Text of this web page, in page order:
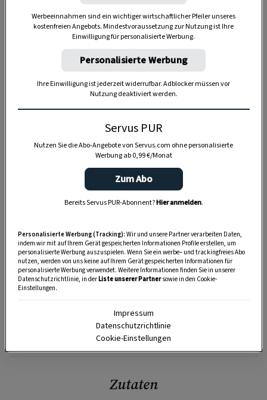
Anzeige
SPEICHERN DRUCKEN
Zutaten
Werbeeinnahmen sind ein wichtiger wirtschaftlicher Pfeiler unseres
kostenfreien Angebots. Mindestvoraussetzung zur Nutzung ist Ihre
Einwilligung für personalisierte Werbung.
Personalisierte Werbung
Ihre Einwilligung ist jederzeit widerrufbar. Adblocker müssen vor
Nutzung deaktiviert werden.
Servus PUR
Nutzen Sie die Abo-Angebote von Servus.com ohne personalisierte
Werbung ab 0,99 €/Monat
Zum Abo
Bereits Servus PUR-Abonnent?Hier anmelden.
Personalisierte Werbung (Tracking): Wir und unsere Partner verarbeiten Daten,
indem wir mit auf Ihrem Gerät gespeicherten Informationen Profile erstellen, um
personalisierte Werbung auszuspielen. Wenn Sie ein werbe– und trackingfreies Abo
nutzen, werden von uns keine auf Ihrem Gerät gespeicherten Informationen für
personalisierte Werbung verwendet. Weitere Informationen finden Sie in unserer
Datenschutzrichtlinie, in derListe unserer Partnersowie in den Cookie-
Einstellungen.
Impressum
Datenschutzrichtlinie
Cookie-Einstellungen